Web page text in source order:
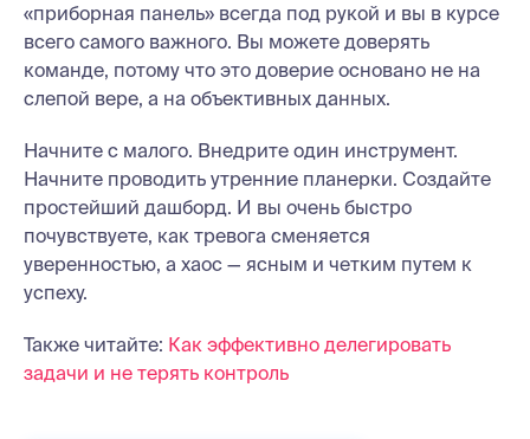
«приборная панель» всегда под рукой и вы в курсе
всего самого важного. Вы можете доверять
команде, потому что это доверие основано не на
слепой вере, а на объективных данных.
Начните с малого. Внедрите один инструмент.
Начните проводить утренние планерки. Создайте
простейший дашборд. И вы очень быстро
почувствуете, как тревога сменяется
уверенностью, а хаос — ясным и четким путем к
успеху.
Также читайте: Как эффективно делегировать
задачи и не терять контроль